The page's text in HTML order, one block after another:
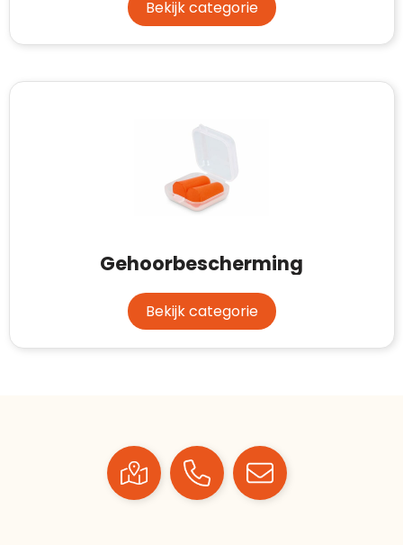
Bekijk categorie
Gehoorbescherming
Bekijk categorie